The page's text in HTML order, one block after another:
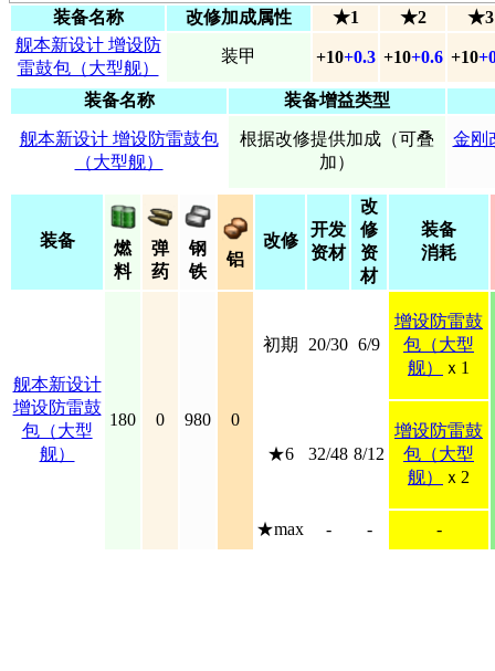
装备名称
改修加成属性 ★1 ★2
★3
舰本新设计 增设防
雷鼓包（大型舰）
装甲 +10+0.3 +10+0.6 +10
装备名称 装备增益类型
舰本新设计 增设防雷鼓包
（大型舰）
根据改修提供加成（可叠
加）
金刚
装备
燃
料
弹
药
钢
铁
铝
改修
开发
资材
改
修
资
材
装备
消耗
舰本新设计
增设防雷鼓
包（大型
舰）
180 0 980 0
初期 20/30 6/9
增设防雷鼓
包（大型
舰）
ｘ1
★6 32/48 8/12
增设防雷鼓
包（大型
舰）
ｘ2
★max - - -